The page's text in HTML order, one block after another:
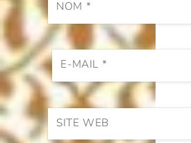
NOM *
E-MAIL *
SITE WEB